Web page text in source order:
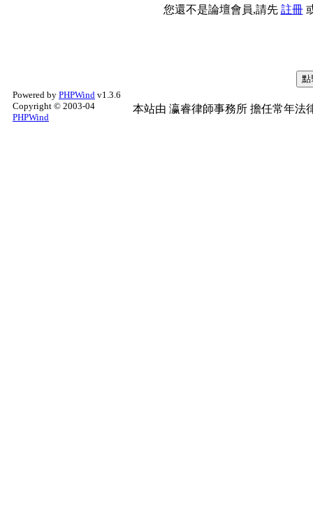
您還不是論壇會員,請先 註冊
Powered by PHPWind v1.3.6
Copyright © 2003-04
PHPWind
本站由 瀛睿律師事務所 擔任常年法